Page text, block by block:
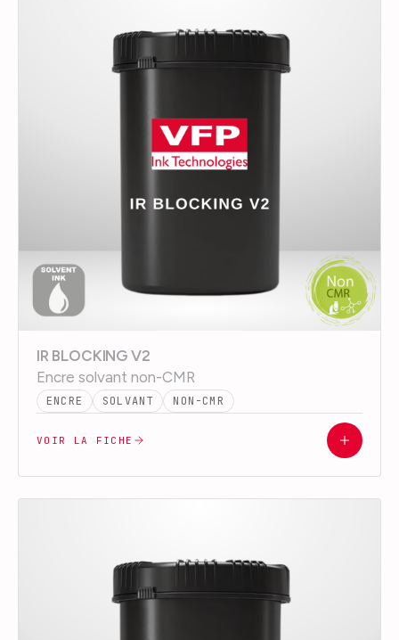
IR BLOCKING V2
Encre solvant non-CMR
ENCRE SOLVANT NON-CMR
VOIR LA FICHE